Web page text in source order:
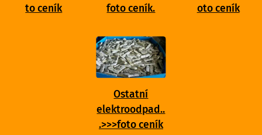
to ceník
foto ceník.
oto ceník
Ostatní
elektroodpad..
.>>>foto ceník